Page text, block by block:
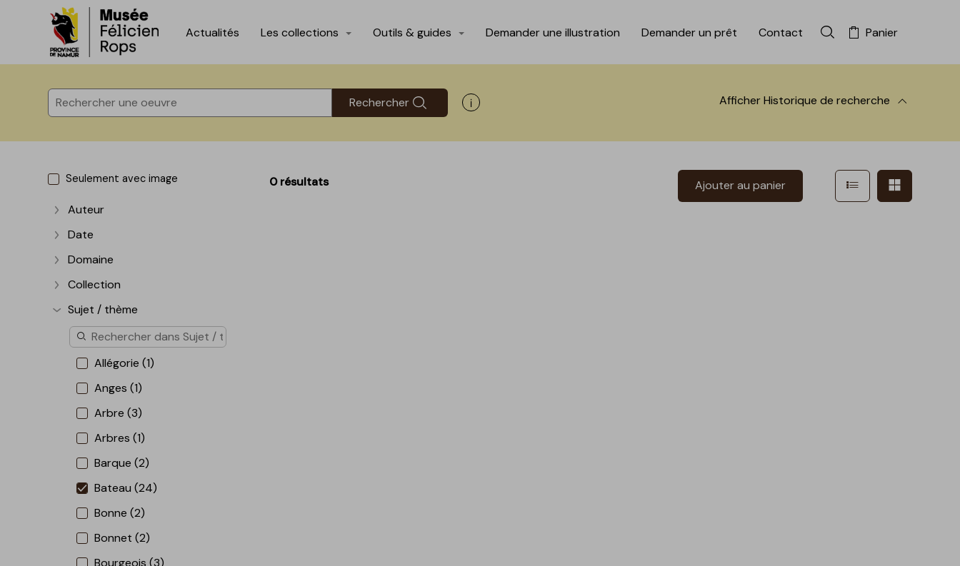
Accèder directement au contenu
Accèder directement au contenu
Actualités Les collections Outils & guides Demander une illustration Demander un prêt Contact Rechercher dans la
Panier
Rechercher Afficher les informations d'aide à la recherche AfficherHistorique de recherche
Seulement avec image
Afficher plus
Auteur
Afficher plus
Date
Afficher plus
Domaine
Afficher plus
Collection
Afficher plus
Sujet / thème
Allégorie (1)
Anges (1)
Arbre (3)
Arbres (1)
Barque (2)
Bateau (24)
Bonne (2)
Bonnet (2)
Bourgeois (3)
0 résultats Ajouter au panier Afficher en mode